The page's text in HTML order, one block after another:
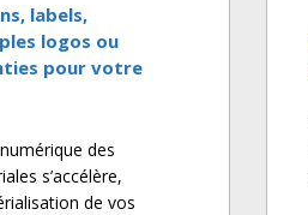
labels,
logos ou
pour votre
des
s’accélère,
de vos